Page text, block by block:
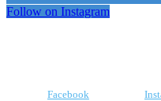
Follow on Instagram
Facebook